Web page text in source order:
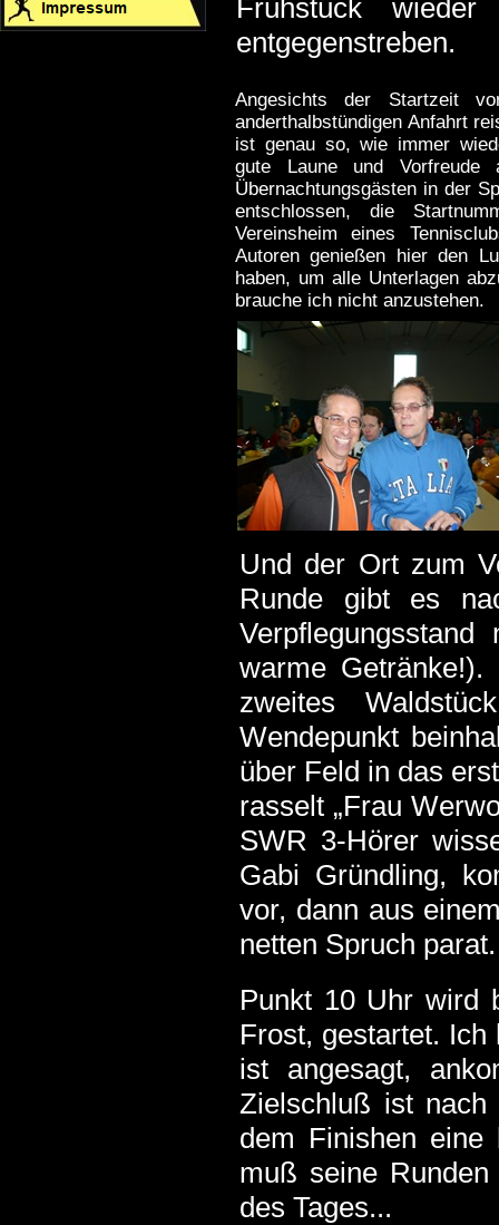
Frühstück
entgegenstreben.
Angesichts der Startzeit
anderthalbstündigen Anfahrt
ist genau so, wie immer
gute Laune und
Übernachtungsgästen in der
entschlossen, die
Vereinsheim eines
Autoren genießen hier den
haben, um alle Unterlagen
brauche ich nicht anzustehen.
Und der Ort zum
Runde gibt es
warme
zweites
Wendepunkt
über Feld in das
rasselt „Frau
SWR 3-Hörer
Gabi Gründling,
vor, dann aus
netten Spruch parat.
Punkt 10 Uhr wird
Frost, gestartet.
ist angesagt,
Zielschluß ist
dem Finishen eine
muß seine
des Tages...